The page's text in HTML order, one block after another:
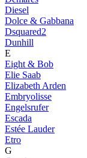
Diesel
Dolce & Gabbana
Dsquared2
Dunhill
E
Eight & Bob
Elie Saab
Elizabeth Arden
Embryolisse
Engelsrufer
Escada
Estée Lauder
Etro
G